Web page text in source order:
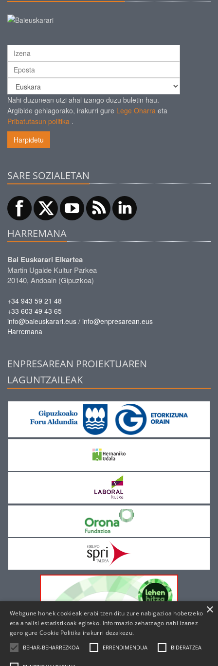
Nahi duzunean utzi ahal izango duzu buletin hau.
Argibide gehiagorako, irakurri gure Lege Oharra eta
Pribatutasun politika .
Harpidetu
SARE SOZIALETAN
HARREMANA
Bai Euskarari Elkartea
Martin Ugalde Kultur Parkea
20140, Andoain (Gipuzkoa)
+34 943 59 21 48
+33 603 49 43 65
info@baieuskarari.eus / info@enpresarean.eus
Harremana
ENPRESAREAN PROIEKTUAREN
LAGUNTZAILEAK
×
Webgune honek cookieak erabiltzen ditu zure nabigazioa hobetzeko
eta analisi estatistikoak egiteko. Informazio zehatzago nahi izanez
gero gure Cookie Politika irakurri dezakezu.
BEHAR-BEHARREZKOA ERRENDIMENDUA BIDERATZEA